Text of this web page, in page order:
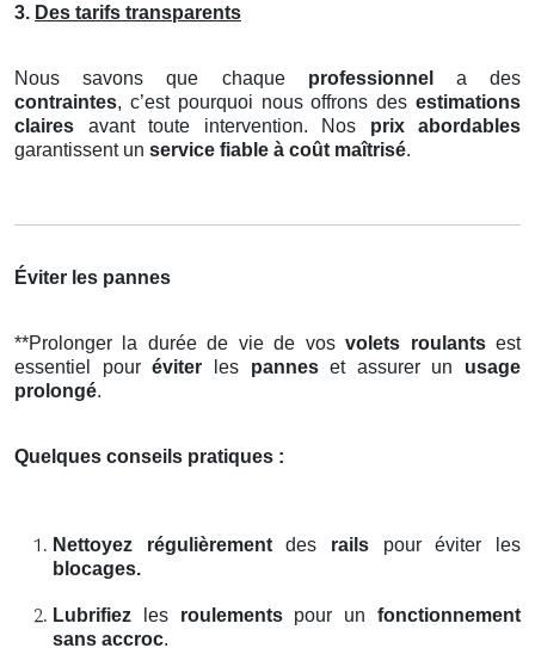
3. Des tarifs transparents
Nous savons que chaque professionnel
a des
contraintes, c’est pourquoi nous offrons des estimations
claires avant toute intervention. Nos prix abordables
garantissent un service fiable à coût maîtrisé.
Éviter les pannes
**Prolonger la durée de vie de vosvolets roulantsest
essentiel pouréviter les panneset assurer un usage
prolongé.
Quelques conseils pratiques :
Nettoyez régulièrementdes rails pour éviter les
blocages.
Lubrifiez les roulementspour unfonctionnement
sans accroc.